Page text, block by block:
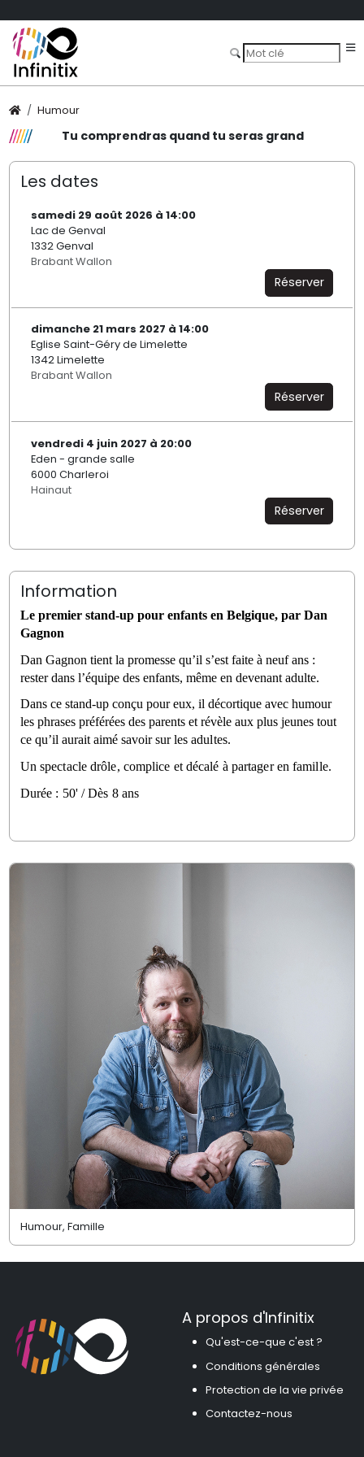
Humour
Tu comprendras quand tu seras grand
Les dates
samedi 29 août 2026 à 14:00
Lac de Genval
1332 Genval
Brabant Wallon
Réserver
dimanche 21 mars 2027 à 14:00
Eglise Saint-Géry de Limelette
1342 Limelette
Brabant Wallon
Réserver
vendredi 4 juin 2027 à 20:00
Eden - grande salle
6000 Charleroi
Hainaut
Réserver
Information
Le premier stand-up pour enfants en Belgique, par Dan
Gagnon
Dan Gagnon tient la promesse qu’il s’est faite à neuf ans :
rester dans l’équipe des enfants, même en devenant adulte.
Dans ce stand-up conçu pour eux, il décortique avec humour
les phrases préférées des parents et révèle aux plus jeunes tout
ce qu’il aurait aimé savoir sur les adultes.
Un spectacle drôle, complice et décalé à partager en famille.
Durée : 50' / Dès 8 ans
Humour, Famille
A propos d'Infinitix
Qu'est-ce-que c'est ?
Conditions générales
Protection de la vie privée
Contactez-nous